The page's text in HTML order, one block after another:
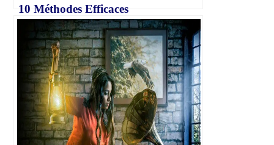
10 Méthodes Efficaces